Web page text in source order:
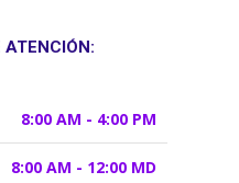
ATENCIÓN:
8:00 AM - 4:00 PM
8:00 AM - 12:00 MD